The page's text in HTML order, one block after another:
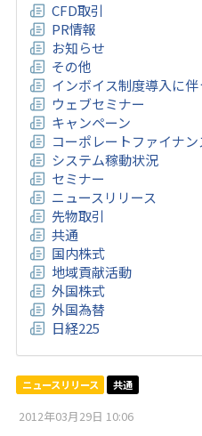
CFD取引
PR情報
お知らせ
その他
インボイス制度導入に
ウェブセミナー
キャンペーン
コーポレートファイナン
システム稼動状況
セミナー
ニュースリリース
先物取引
共通
国内株式
地域貢献活動
外国株式
外国為替
日経225
ニュースリリース 共通
2012年03月29日 10:06